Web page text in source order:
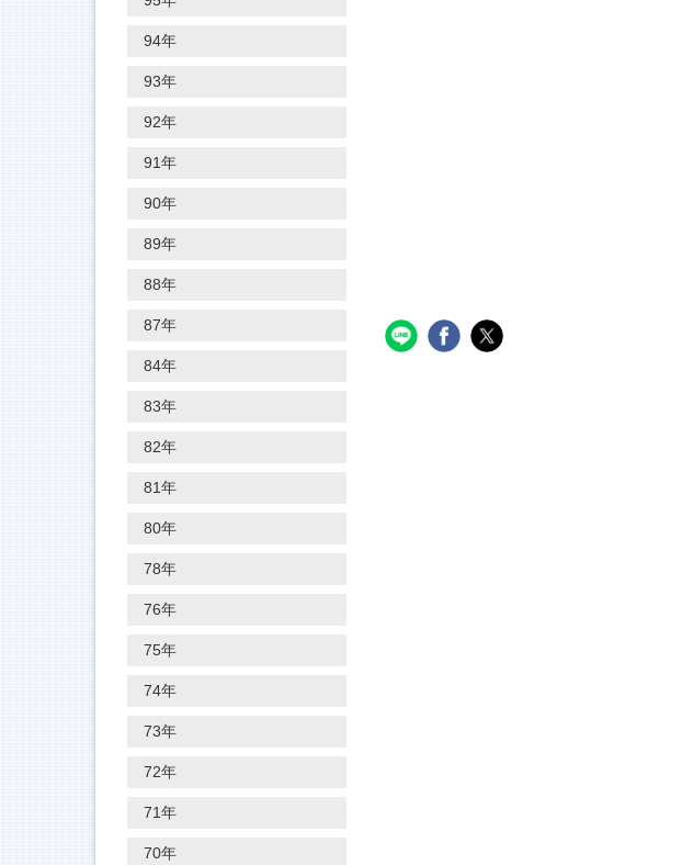
94年
93年
92年
91年
90年
89年
88年
87年
84年
83年
82年
81年
80年
78年
76年
75年
74年
73年
72年
71年
70年